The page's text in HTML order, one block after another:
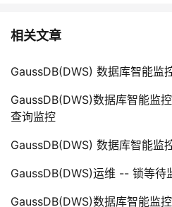
相关文章
GaussDB(DWS) 数据库智能监
GaussDB(DWS)数据库智能监
查询监控
GaussDB(DWS) 数据库智能监
GaussDB(DWS)运维 -- 锁等待
GaussDB(DWS)数据库智能监